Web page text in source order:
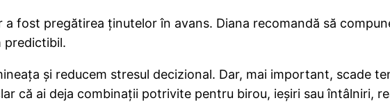
a fost pregătirea ținutelor în avans. Diana recomandă să
predictibil.
și reducem stresul decizional. Dar, mai important, scade
că ai deja combinații potrivite pentru birou, ieșiri sau întâlniri,